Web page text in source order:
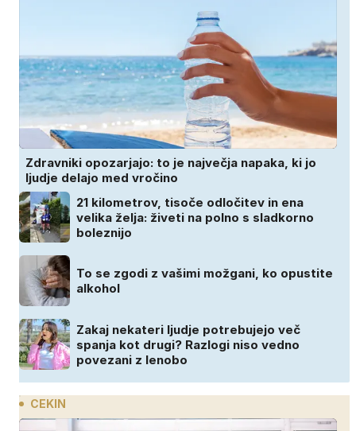
Zdravniki opozarjajo: to je največja napaka, ki jo
ljudje delajo med vročino
21 kilometrov, tisoče odločitev in ena
velika želja: živeti na polno s sladkorno
boleznijo
To se zgodi z vašimi možgani, ko opustite
alkohol
Zakaj nekateri ljudje potrebujejo več
spanja kot drugi? Razlogi niso vedno
povezani z lenobo
CEKIN